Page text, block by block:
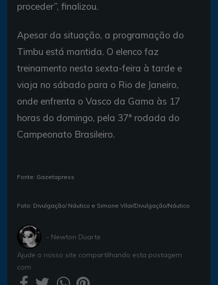
proceder”, finalizou.
Apesar da situação, a programação do
Timbu está mantida. O elenco faz
treinamento nesta sexta-feira à tarde e
viaja no sábado para o Rio de Janeiro,
onde enfrenta o Vasco da Gama às 17
horas do domingo, pela 37ª rodada do
Campeonato Brasileiro.
Fonte: Gazetapress
Foto: Divulgação/ Náutico e Simone Vilar/Divulgação/Náutico
- Newton Duarte
Ajude o nosso site compartilhando esta postagem
com